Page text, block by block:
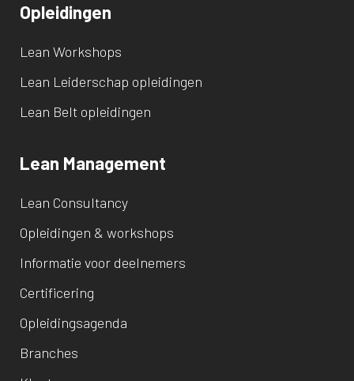
Opleidingen
Lean Workshops
Lean Leiderschap opleidingen
Lean Belt opleidingen
Lean Management
Lean Consultancy
Opleidingen & workshops
Informatie voor deelnemers
Certificering
Opleidingsagenda
Branches